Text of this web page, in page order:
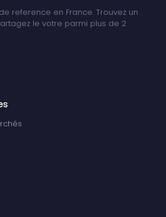
reference en France. Trouvez un
le votre parmi plus de 2